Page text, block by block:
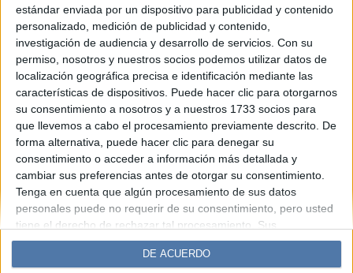
estándar enviada por un dispositivo para publicidad y contenido
personalizado, medición de publicidad y contenido,
investigación de audiencia y desarrollo de servicios. Con su
permiso, nosotros y nuestros socios podemos utilizar datos de
localización geográfica precisa e identificación mediante las
características de dispositivos. Puede hacer clic para otorgarnos
su consentimiento a nosotros y a nuestros 1733 socios para
que llevemos a cabo el procesamiento previamente descrito. De
forma alternativa, puede hacer clic para denegar su
consentimiento o acceder a información más detallada y
cambiar sus preferencias antes de otorgar su consentimiento.
Tenga en cuenta que algún procesamiento de sus datos
personales puede no requerir de su consentimiento, pero usted
tiene el derecho de rechazar tal procesamiento. Sus
preferencias se aplicarán solo a este sitio web. Puede cambiar
sus preferencias o retirar su consentimiento en cualquier
DE ACUERDO
Espacio Publicitario
Diario Perfil Caras Noticias
Fortuna
Hombre
Weekend Parabrisas
Supercampo
Lunateen